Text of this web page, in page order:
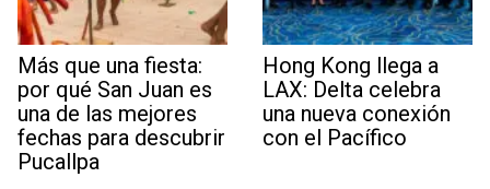
Más que una fiesta:
por qué San Juan es
una de las mejores
fechas para descubrir
Pucallpa
Hong Kong llega a
LAX: Delta celebra
una nueva conexión
con el Pacífico